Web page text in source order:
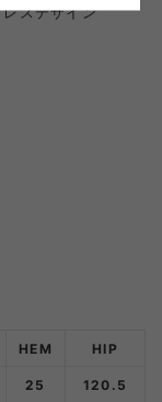
レスデザイン
HEM
HIP
25
120.5